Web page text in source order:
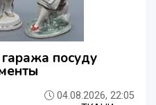
посуду
04.08.2026, 22:05